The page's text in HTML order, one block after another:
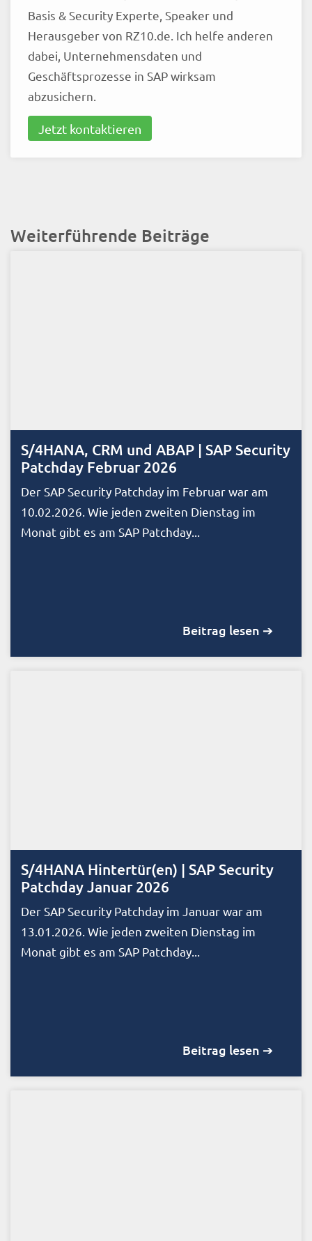
Basis & Security Experte, Speaker und
Herausgeber von RZ10.de. Ich helfe anderen
dabei, Unternehmensdaten und
Geschäftsprozesse in SAP wirksam
abzusichern.
Jetzt kontaktieren
Weiterführende Beiträge
S/4HANA, CRM und ABAP | SAP Security
Patchday Februar 2026
Der SAP Security Patchday im Februar war am
10.02.2026. Wie jeden zweiten Dienstag im
Monat gibt es am SAP Patchday...
Beitrag lesen ➔
S/4HANA Hintertür(en) | SAP Security
Patchday Januar 2026
Der SAP Security Patchday im Januar war am
13.01.2026. Wie jeden zweiten Dienstag im
Monat gibt es am SAP Patchday...
Beitrag lesen ➔